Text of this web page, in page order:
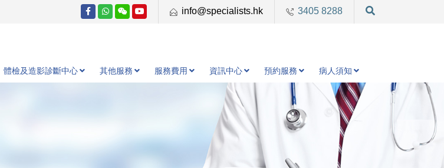
info@specialists.hk 3405 8288
體檢及造影診斷中心 其他服務 服務費用 資訊中心 預約服務 病人須知